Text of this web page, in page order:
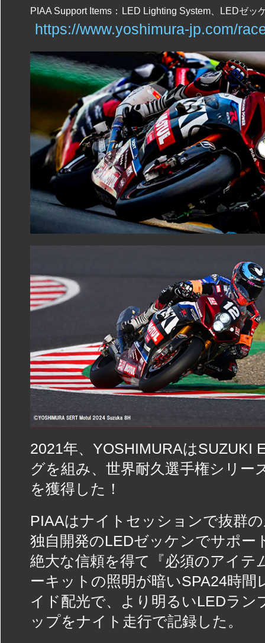
PIAA Support Items：
LED Lighting System、LEDゼッ
https://www.yoshimura-jp.com/
2021年、YOSHIMURAはSUZUKI
グを組み、世界耐久選手権シリ
を獲得した！
PIAAはナイトセッションで抜群
独自開発のLEDゼッケンでサポー
絶大な信頼を得て『必須のアイ
ーキットの照明が暗いSPA24時
イド配光で、より明るいLEDラ
ップをナイト走行で記録した。